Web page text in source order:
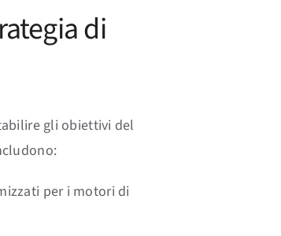
di
gli obiettivi del
per i motori di